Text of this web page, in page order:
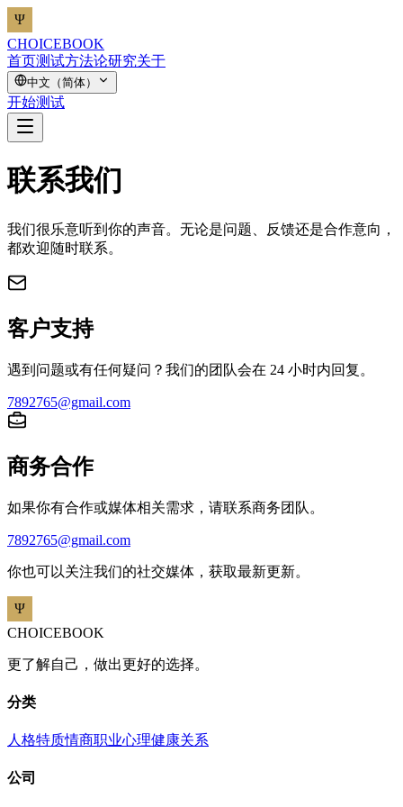
CHOICEBOOK
首页测试方法论研究关于
中文（简体）
开始测试
联系我们
我们很乐意听到你的声音。无论是问题、反馈还是合作意向，
都欢迎随时联系。
客户支持
遇到问题或有任何疑问？我们的团队会在 24 小时内回复。
7892765@gmail.com
商务合作
如果你有合作或媒体相关需求，请联系商务团队。
7892765@gmail.com
你也可以关注我们的社交媒体，获取最新更新。
CHOICEBOOK
更了解自己，做出更好的选择。
分类
人格特质情商职业心理健康关系
公司